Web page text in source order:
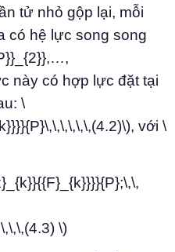
tử nhỏ gộp lại, mỗi
có hệ lực song song
này có hợp lực đặt tại
\
với \
\)